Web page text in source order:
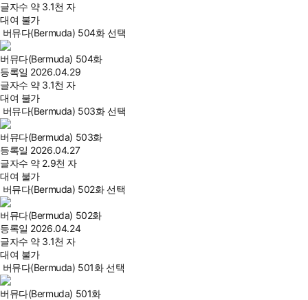
글자수 약 3.1천 자
대여 불가
버뮤다(Bermuda) 504화 선택
버뮤다(Bermuda) 504화
등록일 2026.04.29
글자수 약 3.1천 자
대여 불가
버뮤다(Bermuda) 503화 선택
버뮤다(Bermuda) 503화
등록일 2026.04.27
글자수 약 2.9천 자
대여 불가
버뮤다(Bermuda) 502화 선택
버뮤다(Bermuda) 502화
등록일 2026.04.24
글자수 약 3.1천 자
대여 불가
버뮤다(Bermuda) 501화 선택
버뮤다(Bermuda) 501화